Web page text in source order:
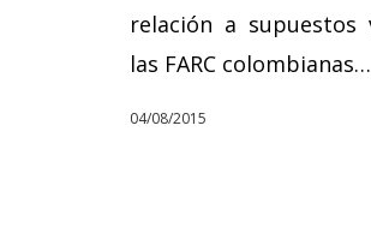
relación a supuestos
las FARC colombianas…
04/08/2015